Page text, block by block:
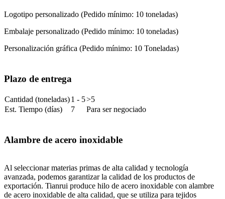
Logotipo personalizado (Pedido mínimo: 10 toneladas)
Embalaje personalizado (Pedido mínimo: 10 toneladas)
Personalización gráfica (Pedido mínimo: 10 Toneladas)
Plazo de entrega
Cantidad (toneladas)1 - 5>5
Est. Tiempo (días)
7 Para ser negociado
Alambre de acero inoxidable
Al seleccionar materias primas de alta calidad y tecnología
avanzada, podemos garantizar la calidad de los productos de
exportación. Tianrui produce hilo de acero inoxidable con alambre
de acero inoxidable de alta calidad, que se utiliza para tejidos